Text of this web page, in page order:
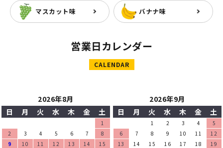
マスカット味 バナナ味
営業日カレンダー
CALENDAR
2026年8月
日
月 火 水 木 金 土
1
2
3 4 5 6 7
8
9
10 11 12 13 14
15
2026年9月
日
月 火 水 木 金 土
1 2 3 4
5
6
7 8 9 10 11
12
13
14 15 16 17 18
19